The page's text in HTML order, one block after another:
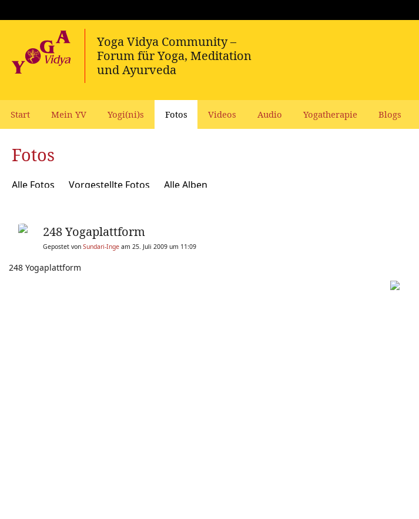
Start Mein YV Yogi(ni)s Fotos Videos Audio Yogatherapie Blogs
Fotos
Alle Fotos Vorgestellte Fotos Alle Alben
248 Yogaplattform
Gepostet von Sundari-Inge am 25. Juli 2009 um 11:09
248 Yogaplattform